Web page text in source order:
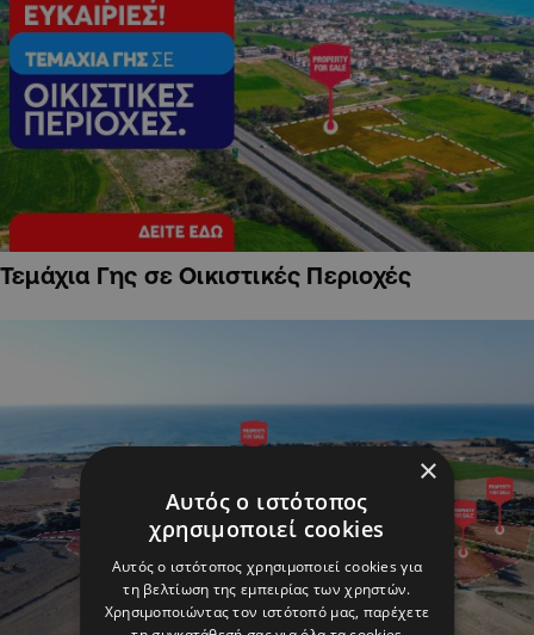
Τεμάχια Γης σε Οικιστικές Περιοχές
×
Αυτός ο ιστότοπος
χρησιμοποιεί cookies
Αυτός ο ιστότοπος χρησιμοποιεί cookies για
τη βελτίωση της εμπειρίας των χρηστών.
Χρησιμοποιώντας τον ιστότοπό μας, παρέχετε